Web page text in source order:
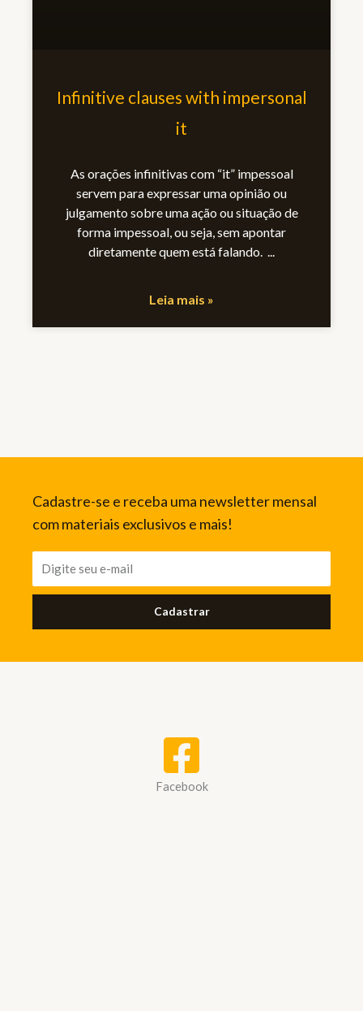
Infinitive clauses with impersonal
it
As orações infinitivas com “it” impessoal
servem para expressar uma opinião ou
julgamento sobre uma ação ou situação de
forma impessoal, ou seja, sem apontar
diretamente quem está falando.
Leia mais »
Cadastre-se e receba uma newsletter mensal
com materiais exclusivos e mais!
Cadastrar
Facebook